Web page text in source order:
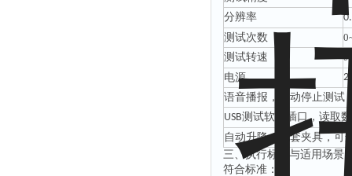
分辨率
测试次数
测试转速
电源
语音播报，自动停止测试
USB测试软件插口，读取
自动升降，配套夹具，可
三、 执行标准与适用场景
符合标准：